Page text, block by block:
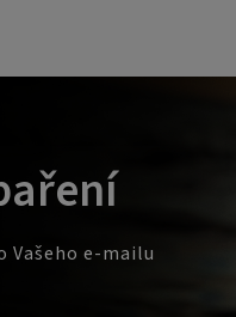
Vašeho e-mailu